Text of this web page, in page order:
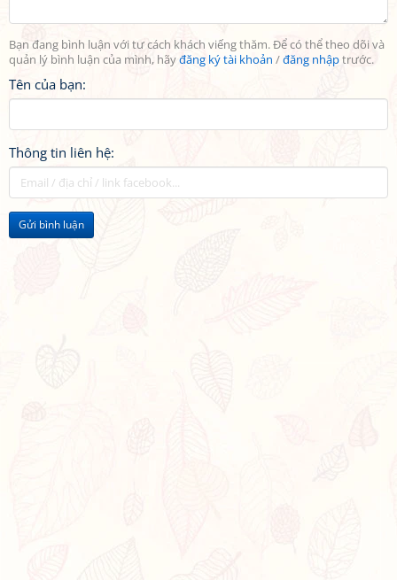
Bạn đang bình luận với tư cách khách viếng thăm. Để có thể theo dõi và
quản lý bình luận của mình, hãyđăng ký tài khoản /đăng nhậptrước.
Tên của bạn:
Thông tin liên hệ:
Gửi bình luận